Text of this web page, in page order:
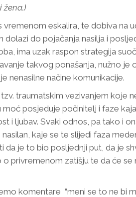
žena.)
eskalira, te dobiva na
do pojačanja nasilja i
ima uzak raspon strategija
takvog ponašanja, nužno
nenasilne načine komunikacije.
traumatskim vezivanjem koje
posjeduje počinitelj i faze
i ljubav. Svaki odnos, pa tako i
kaje se te slijedi faza
je to bio posljednji put, da je
privremenom zatišju te da će
komentare “meni se to ne bi